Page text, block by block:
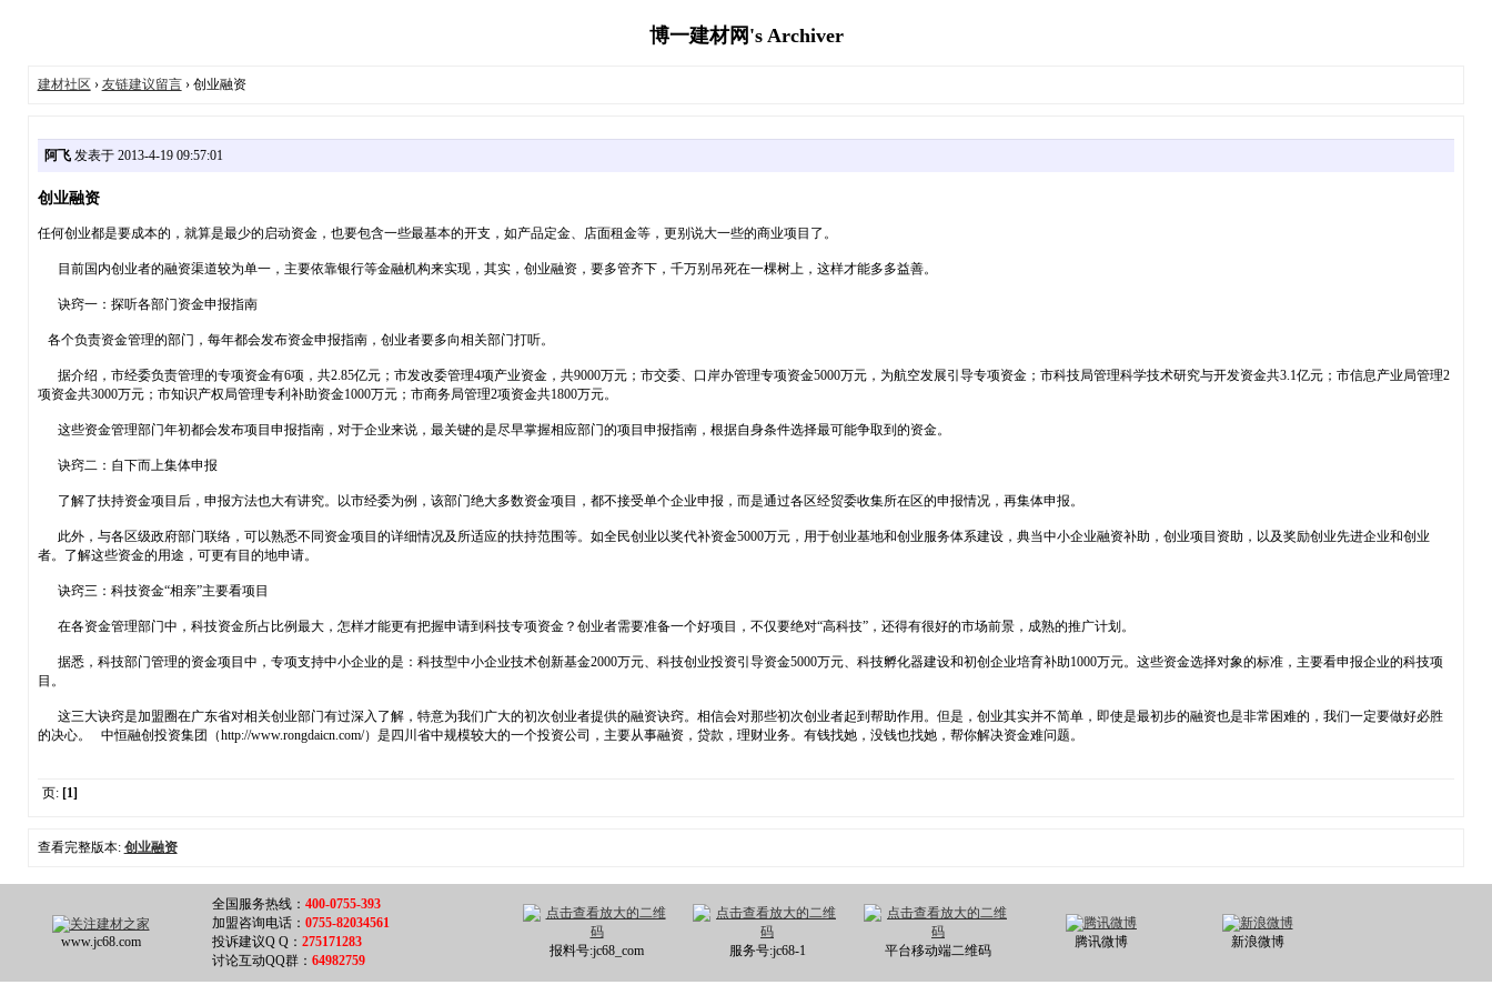
博一建材网's Archiver
建材社区 › 友链建议留言› 创业融资
阿飞发表于 2013-4-19 09:57:01
创业融资
任何创业都是要成本的，就算是最少的启动资金，也要包含一些最基本的开支，如产品定金、店面租金等，更别说大一些的商业项目了。
目前国内创业者的融资渠道较为单一，主要依靠银行等金融机构来实现，其实，创业融资，要多管齐下，千万别吊死在一棵树上，这样才能多多益善。
诀窍一：探听各部门资金申报指南
各个负责资金管理的部门，每年都会发布资金申报指南，创业者要多向相关部门打听。
据介绍，市经委负责管理的专项资金有6项，共2.85亿元；市发改委管理4项产业资金，共9000万元；市交委、口岸办管理专项资金5000万元，为航空发展引导专项资金；市科技局管理科学技术研究与开发资金共3.1亿元；市信息产业局管理2
项资金共3000万元；市知识产权局管理专利补助资金1000万元；市商务局管理2项资金共1800万元。
这些资金管理部门年初都会发布项目申报指南，对于企业来说，最关键的是尽早掌握相应部门的项目申报指南，根据自身条件选择最可能争取到的资金。
诀窍二：自下而上集体申报
了解了扶持资金项目后，申报方法也大有讲究。以市经委为例，该部门绝大多数资金项目，都不接受单个企业申报，而是通过各区经贸委收集所在区的申报情况，再集体申报。
此外，与各区级政府部门联络，可以熟悉不同资金项目的详细情况及所适应的扶持范围等。如全民创业以奖代补资金5000万元，用于创业基地和创业服务体系建设，典当中小企业融资补助，创业项目资助，以及奖励创业先进企业和创业
者。了解这些资金的用途，可更有目的地申请。
诀窍三：科技资金“相亲”主要看项目
在各资金管理部门中，科技资金所占比例最大，怎样才能更有把握申请到科技专项资金？创业者需要准备一个好项目，不仅要绝对“高科技”，还得有很好的市场前景，成熟的推广计划。
据悉，科技部门管理的资金项目中，专项支持中小企业的是：科技型中小企业技术创新基金2000万元、科技创业投资引导资金5000万元、科技孵化器建设和初创企业培育补助1000万元。这些资金选择对象的标准，主要看申报企业的科技项
目。
这三大诀窍是加盟圈在广东省对相关创业部门有过深入了解，特意为我们广大的初次创业者提供的融资诀窍。相信会对那些初次创业者起到帮助作用。但是，创业其实并不简单，即使是最初步的融资也是非常困难的，我们一定要做好必胜
的决心。 中恒融创投资集团（http://www.rongdaicn.com/）是四川省中规模较大的一个投资公司，主要从事融资，贷款，理财业务。有钱找她，没钱也找她，帮你解决资金难问题。
页: [1]
查看完整版本: 创业融资
www.jc68.com
全国服务热线： 400-0755-393
加盟咨询电话： 0755-82034561
投诉建议Q Q： 275171283
讨论互动QQ群： 64982759
报料号:jc68_com 服务号:jc68-1 平台移动端二维码
腾讯微博 新浪微博